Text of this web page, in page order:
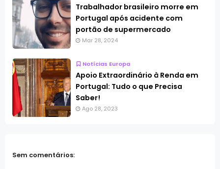
Trabalhador brasileiro morre em
Portugal após acidente com
portão de supermercado
Mar 28, 2024
Notícias Europa
Apoio Extraordinário à Renda em
Portugal: Tudo o que Precisa
Saber!
Ago 28, 2023
Sem comentários: